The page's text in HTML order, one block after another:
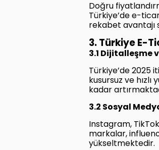
Doğru
Türkiye’de e-
rekabet avantajı
3. Türkiye E-
3.1 Dijitalleşme
Türkiye’de 2025
kusursuz ve
kadar
3.2 Sosyal
Instagram,
markalar,
yükseltmektedir.